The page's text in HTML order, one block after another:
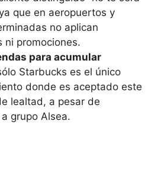
que en aeropuertos y
no aplican
ni promociones.
para acumular
Starbucks es el único
donde es aceptado este
lealtad, a pesar de
grupo Alsea.